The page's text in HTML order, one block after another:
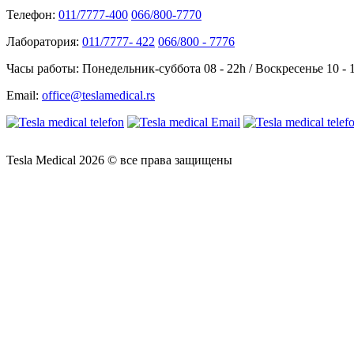
Телефон: 011/7777-400 066/800-7770
Лаборатория: 011/7777- 422 066/800 - 7776
Часы работы: Понедельник-суббота 08 - 22h / Воскресенье 10 -
Email: office@teslamedical.rs
Tesla Medical 2026 © все права защищены